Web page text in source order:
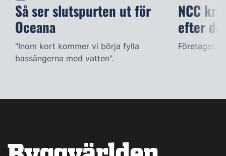
Så ser slutspurten ut för
Oceana
"Inom kort kommer vi börja fylla
bassängerna med vatten".
NCC
efter
Företaget